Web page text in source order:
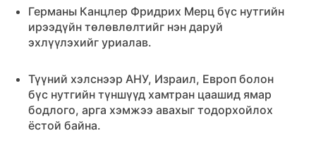
Германы Канцлер Фридрих Мерц бүс нутгийн
ирээдүйн төлөвлөлтийг нэн даруй
эхлүүлэхийг уриалав.
Түүний хэлснээр АНУ, Израил, Европ болон
бүс нутгийн түншүүд хамтран цаашид ямар
бодлого, арга хэмжээ авахыг тодорхойлох
ёстой байна.